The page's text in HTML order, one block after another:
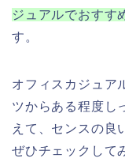
ジュアルでおすす
す。
オフィスカジュア
ツからある程度し
えて、センスの良
ぜひチェックして